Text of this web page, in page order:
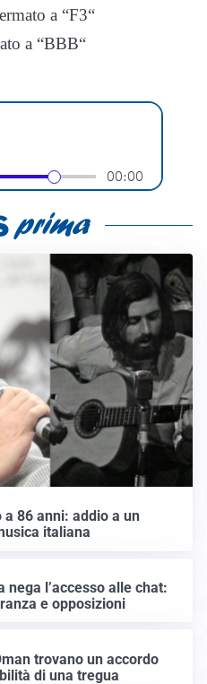
a “F3“
a “BBB“
a 86 anni: addio a un
italiana
nega l’accesso alle chat:
e opposizioni
trovano un accordo
di una tregua